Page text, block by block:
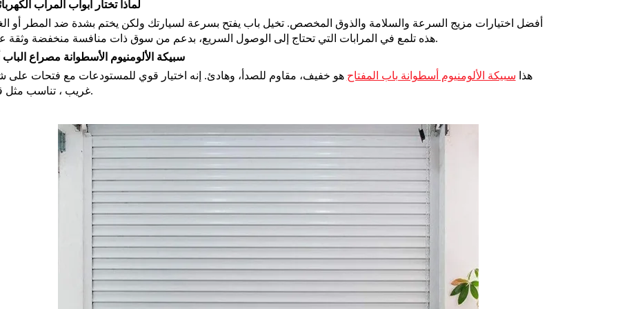
لماذا تختار أبواب المرآب
أفضل اختيارات مزيج السرعة والسلامة والذوق المخصص. تخيل باب يفتح بسرعة لسيارتك ولكن يختم بشدة ضد المطر أو
هذه تلمع في المرابات التي تحتاج إلى الوصول السريع، بدعم من سوق ذات منافسة منخفضة وثقة عالية.
سبيكة الألومنيوم الأسطوانة مصراع الباب
هذا سبيكة الألومنيوم أسطوانة باب المفتاح هو خفيف، مقاوم للصدأ، وهادئ. إنه اختيار قوي للمستودعات مع فتحات على
غريب ، تناسب مثل قفاز.